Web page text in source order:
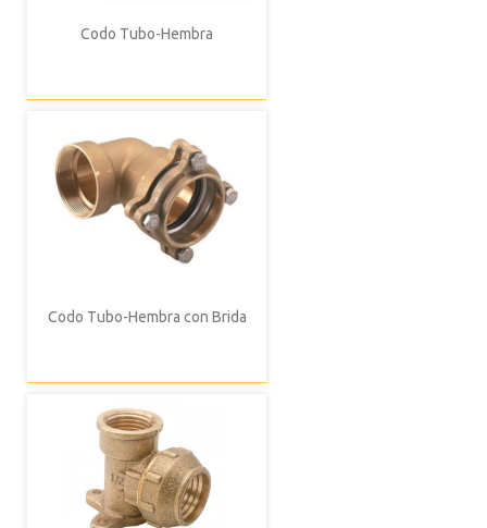
Codo Tubo-Hembra
Codo Tubo-Hembra con Brida